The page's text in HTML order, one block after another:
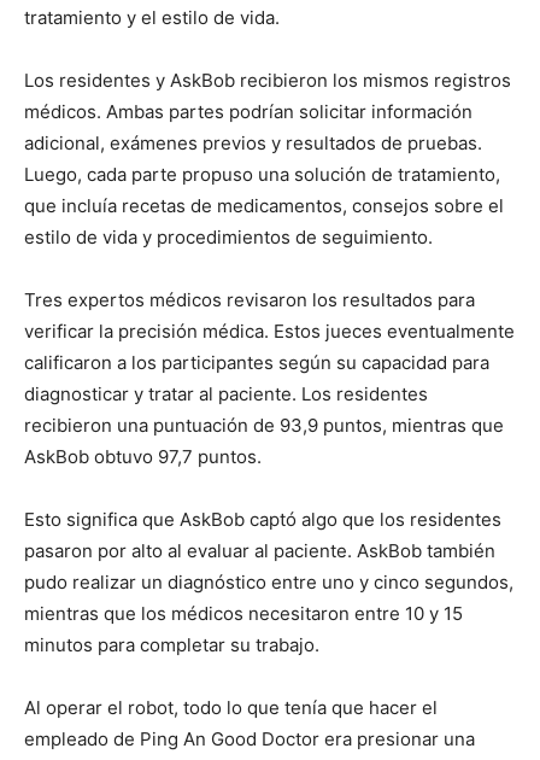
I've read and accept thePrivacy Policy
tratamiento y el estilo de vida.
Los residentes y AskBob recibieron los mismos registros
médicos. Ambas partes podrían solicitar información
adicional, exámenes previos y resultados de pruebas.
Luego, cada parte propuso una solución de tratamiento,
que incluía recetas de medicamentos, consejos sobre el
estilo de vida y procedimientos de seguimiento.
Tres expertos médicos revisaron los resultados para
verificar la precisión médica. Estos jueces eventualmente
calificaron a los participantes según su capacidad para
diagnosticar y tratar al paciente. Los residentes
recibieron una puntuación de 93,9 puntos, mientras que
AskBob obtuvo 97,7 puntos.
Esto significa que AskBob captó algo que los residentes
pasaron por alto al evaluar al paciente. AskBob también
pudo realizar un diagnóstico entre uno y cinco segundos,
mientras que los médicos necesitaron entre 10 y 15
minutos para completar su trabajo.
Al operar el robot, todo lo que tenía que hacer el
empleado de Ping An Good Doctor era presionar una